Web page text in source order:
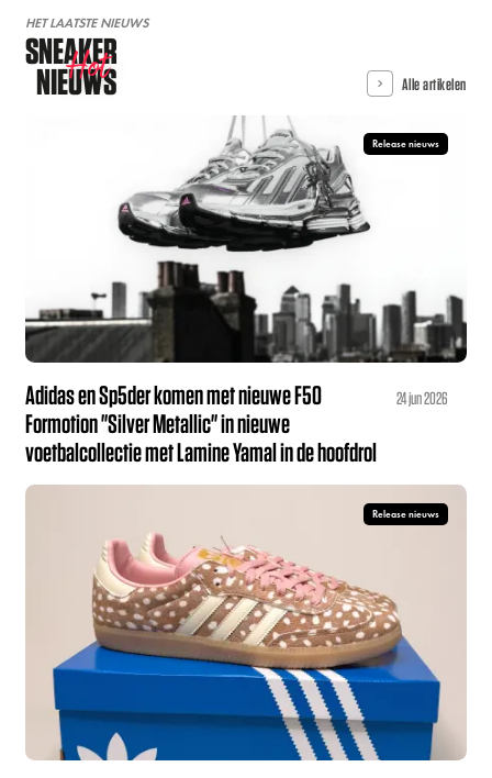
HET LAATSTE NIEUWS
SNEAKER
NIEUWS
Hot Alle artikelen
Release nieuws
Adidas en Sp5der komen met nieuwe F50
Formotion "Silver Metallic" in nieuwe
voetbalcollectie met Lamine Yamal in de hoofdrol
24 jun 2026
Release nieuws